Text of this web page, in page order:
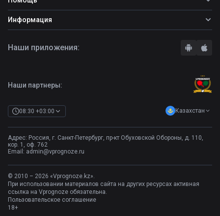
Прогнозы на футбол
Фрибет Ubet
Фрибет Фонбет
Фрибет Олимпбет
Школа ставок
Вопросы и ответы
Информация
Правила
Наши партнеры:
08:30 +03:00 Казахстан
Адрес: Россия, г. Санкт-Петербург, пр-кт Обуховской Обороны, д. 110,
кор. 1, оф. 762
Email: admin@vprognoze.ru
Наши приложения:
© 2010 – 2026 «Vprognoze.kz».
При использовании материалов сайта на других ресурсах активная
ссылка на Vprognoze обязательна.
Пользовательское соглашение
18+